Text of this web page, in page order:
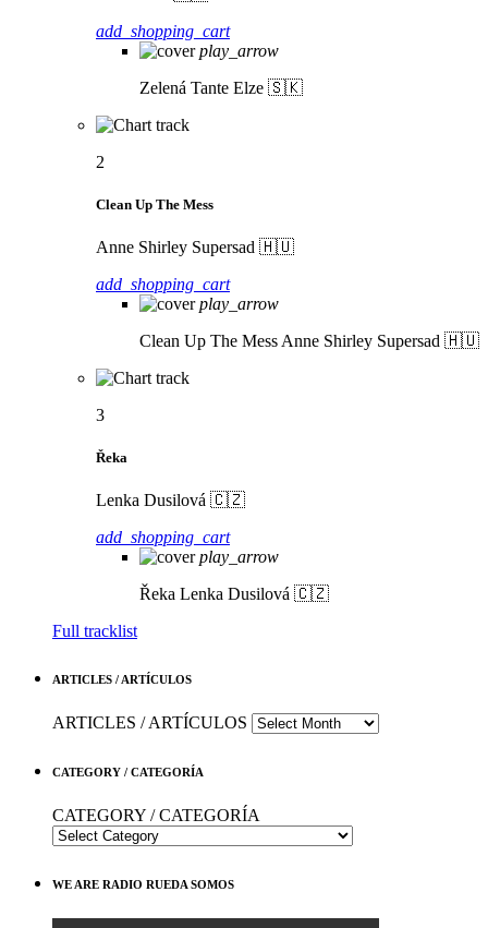
add_shopping_cart
play_arrow
Zelená Tante Elze 🇸🇰
2
Clean Up The Mess
Anne Shirley Supersad 🇭🇺
add_shopping_cart
play_arrow
Clean Up The Mess Anne Shirley Supersad 🇭🇺
3
Řeka
Lenka Dusilová 🇨🇿
add_shopping_cart
play_arrow
Řeka Lenka Dusilová 🇨🇿
Full tracklist
ARTICLES / ARTÍCULOS
ARTICLES / ARTÍCULOS
CATEGORY / CATEGORÍA
CATEGORY / CATEGORÍA
WE ARE RADIO RUEDA SOMOS